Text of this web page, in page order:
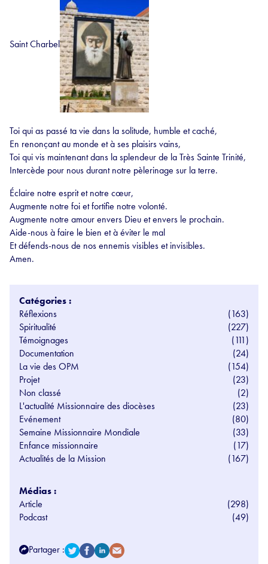
Saint Charbel
Toi qui as passé ta vie dans la solitude, humble et caché,
En renonçant au monde et à ses plaisirs vains,
Toi qui vis maintenant dans la splendeur de la Très Sainte Trinité,
Intercède pour nous durant notre pèlerinage sur la terre.
Éclaire notre esprit et notre cœur,
Augmente notre foi et fortifie notre volonté.
Augmente notre amour envers Dieu et envers le prochain.
Aide-nous à faire le bien et à éviter le mal
Et défends-nous de nos ennemis visibles et invisibles.
Amen.
Catégories :
Réflexions
(163)
Spiritualité
(227)
Témoignages
(111)
Documentation
(24)
La vie des OPM
(154)
Projet
(23)
Non classé
(2)
L'actualité Missionnaire des diocèses
(23)
Evénement
(80)
Semaine Missionnaire Mondiale
(33)
Enfance missionnaire
(17)
Actualités de la Mission
(167)
Médias :
Article
(298)
Podcast
(49)
Partager :